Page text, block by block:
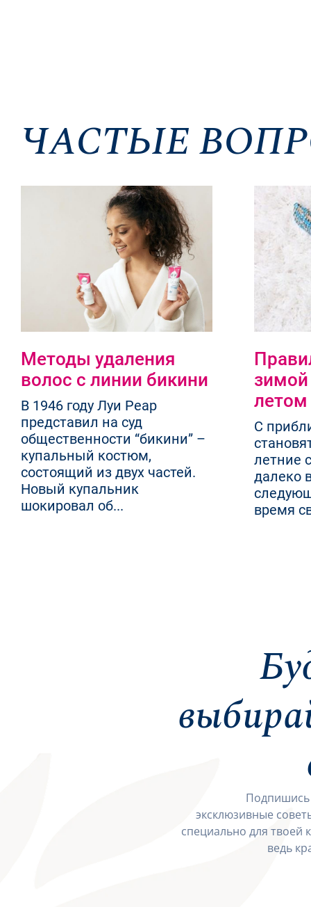
ЧАСТЫЕ
Методы удаления
волос с линии бикини
В 1946 году Луи Реар
представил на суд
общественности “бикини” –
купальный костюм,
состоящий из двух частей.
Новый купальник
шокировал об...
зимой
летом
С
летние
далеко
время
Подпишись
эксклюзивные
специально для
ведь